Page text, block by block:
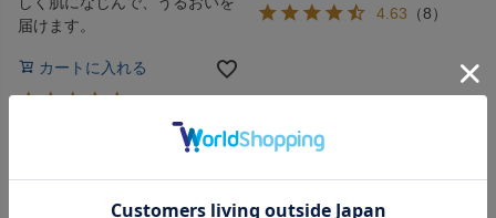
届けます。
カートに入れる
4.00（1）
4.63 （8）